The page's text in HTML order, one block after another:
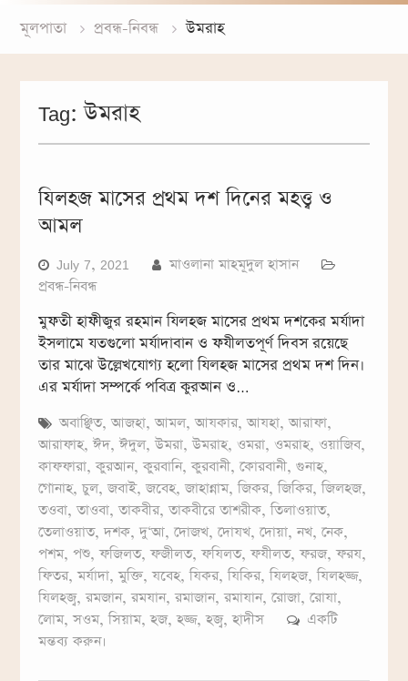
মূলপাতা প্রবন্ধ-নিবন্ধ উমরাহ
Tag:উমরাহ
যিলহজ মাসের প্রথম দশ দিনের মহত্ত্ব ও
আমল
July 7, 2021
মাওলানা মাহমূদুল হাসান
প্রবন্ধ-নিবন্ধ
মুফতী হাফীজুর রহমান যিলহজ মাসের প্রথম দশকের মর্যাদা
ইসলামে যতগুলো মর্যাদাবান ও ফযীলতপূর্ণ দিবস রয়েছে
তার মাঝে উল্লেখযোগ্য হলো যিলহজ মাসের প্রথম দশ দিন।
এর মর্যাদা সম্পর্কে পবিত্র কুরআন ও…
অবাঞ্ছিত,আজহা,আমল,আযকার,আযহা,আরাফা,
আরাফাহ,ঈদ,ঈদুল,উমরা,উমরাহ, ওমরা, ওমরাহ, ওয়াজিব,
কাফফারা,কুরআন,কুরবানি,কুরবানী, কোরবানী, গুনাহ,
গোনাহ, চুল,জবাই,জবেহ,জাহান্নাম,জিকর,জিকির,জিলহজ,
তওবা,তাওবা,তাকবীর,তাকবীরে তাশরীক,তিলাওয়াত,
তেলাওয়াত,দশক, দু‘আ, দোজখ, দোযখ, দোয়া,নখ, নেক,
পশম, পশু,ফজিলত,ফজীলত,ফযিলত,ফযীলত,ফরজ,ফরয,
ফিতর,মর্যাদা,মুক্তি,যবেহ,যিকর,যিকির,যিলহজ,যিলহজ্জ,
যিলহজ্ব,রমজান,রমযান,রমাজান,রমাযান, রোজা, রোযা,
লোম,সওম,সিয়াম,হজ,হজ্জ,হজ্ব,হাদীস
একটি
মন্তব্য করুন।